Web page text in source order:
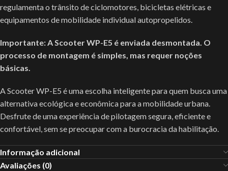
regulamenta o trânsito de ciclomotores, bicicletas elétricas e
equipamentos de mobilidade individual autopropelidos.
Importante: A Scooter WP-E5 é enviada desmontada. O
processo de montagem é simples, mas requer noções
básicas.
A Scooter WP-E5 é uma escolha inteligente para quem busca uma
alternativa ecológica e econômica para a mobilidade urbana.
Desfrute de uma experiência de pilotagem segura, eficiente e
confortável, sem se preocupar com a burocracia da habilitação.
Informação adicional
Avaliações (0)